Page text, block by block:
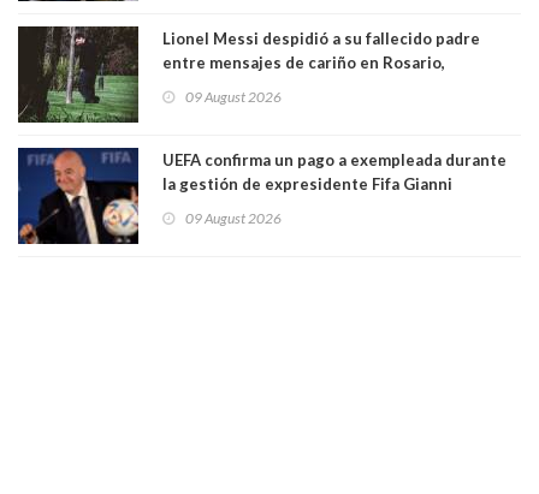
Lionel Messi despidió a su fallecido padre
entre mensajes de cariño en Rosario,
09 August 2026
UEFA confirma un pago a exempleada durante
la gestión de expresidente Fifa Gianni
relación sentimental
09 August 2026